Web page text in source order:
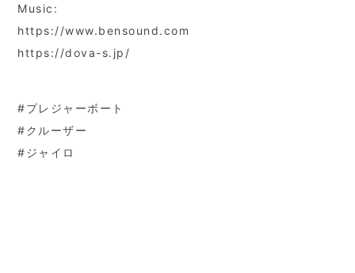
Music:
https://www.bensound.com
https://dova-s.jp/
#プレジャーボート
#クルーザー
#ジャイロ